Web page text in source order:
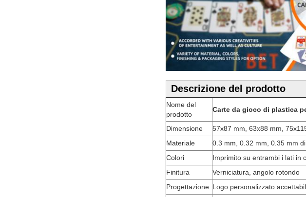
Descrizione del prodotto
Nome del
prodotto
Carte da gioco di plastica
Dimensione 57x87 mm, 63x88 mm,
Materiale
0.3 mm, 0.32 mm, 0.35 mm
Colori
Imprimito su entrambi i lati in
Finitura
Verniciatura, angolo rotondo
Progettazione Logo personalizzato